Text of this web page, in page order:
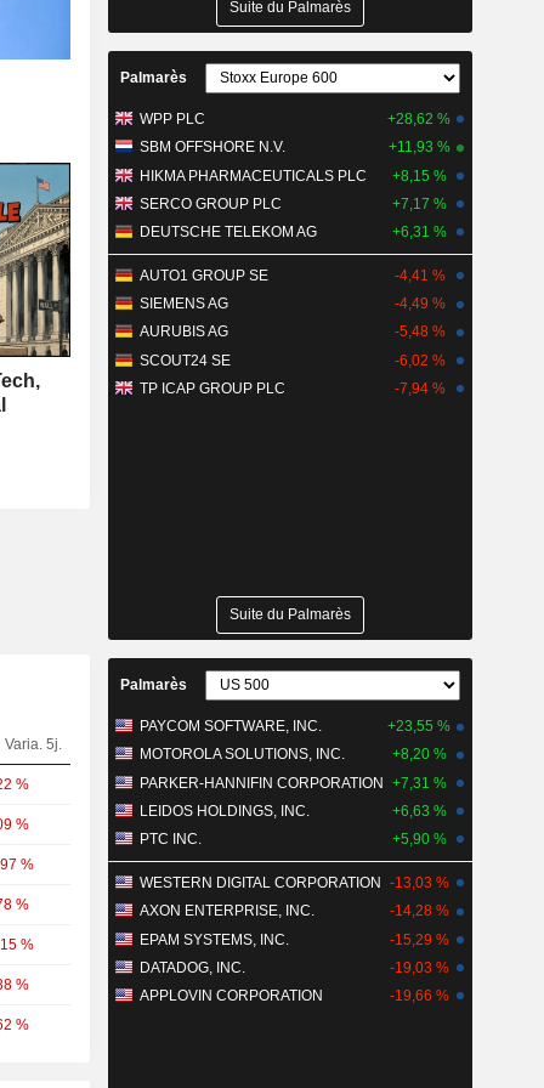
Varia. 5j.
%
%
%
%
%
%
%
Suite du Palmarès
Palmarès
WPP PLC
+28,62 %
SBM OFFSHORE N.V.
+11,93 %
HIKMA PHARMACEUTICALS PLC
+8,15 %
SERCO GROUP PLC
+7,17 %
DEUTSCHE TELEKOM AG
+6,31 %
AUTO1 GROUP SE
-4,41 %
SIEMENS AG
-4,49 %
AURUBIS AG
-5,48 %
SCOUT24 SE
-6,02 %
TP ICAP GROUP PLC
-7,94 %
Suite du Palmarès
Palmarès
PAYCOM SOFTWARE, INC.
+23,55 %
MOTOROLA SOLUTIONS, INC.
+8,20 %
PARKER-HANNIFIN CORPORATION +7,31 %
LEIDOS HOLDINGS, INC.
+6,63 %
PTC INC.
+5,90 %
WESTERN DIGITAL CORPORATION
-13,03 %
AXON ENTERPRISE, INC.
-14,28 %
EPAM SYSTEMS, INC.
-15,29 %
DATADOG, INC.
-19,03 %
APPLOVIN CORPORATION
-19,66 %